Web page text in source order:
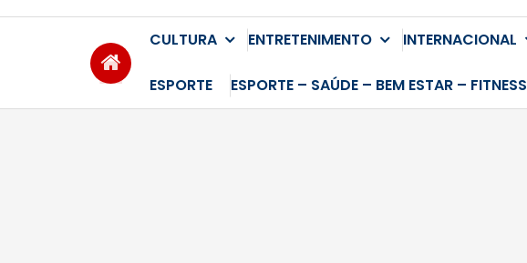
CULTURA ENTRETENIMENTO INTERNACIONAL
ESPORTE ESPORTE – SAÚDE – BEM ESTAR – FITNESS